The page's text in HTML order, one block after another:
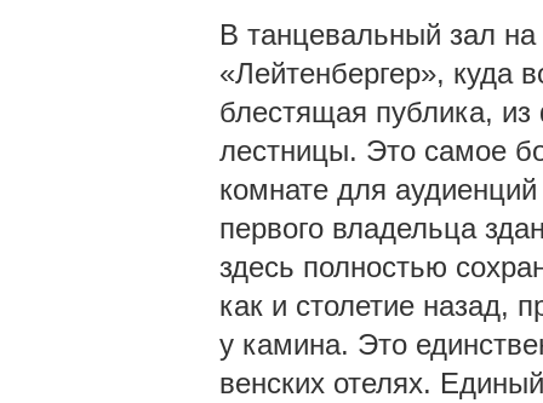
В танцевальный зал
«Лейтенбергер», куда
блестящая публика,
лестницы. Это самое
комнате для
первого владельца
здесь полностью
как и столетие назад,
у камина. Это
венских отелях.